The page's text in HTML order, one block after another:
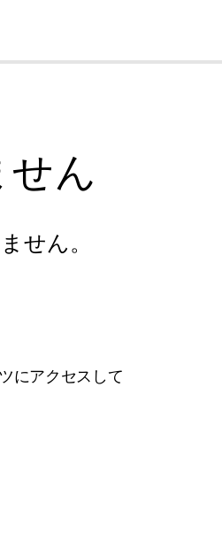
ん
せん。
にアクセスして